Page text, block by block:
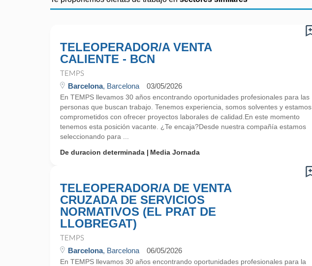
TELEOPERADOR/A VENTA
CALIENTE - BCN
TEMPS
Barcelona, Barcelona 03/05/2026
En TEMPS llevamos 30 años encontrando oportunidades profesionales para las
personas que buscan trabajo. Tenemos experiencia, somos solventes y estamos
comprometidos con ofrecer proyectos laborales de calidad.En este momento
tenemos esta posición vacante. ¿Te encaja?Desde nuestra compañía estamos
seleccionando para ...
De duracion determinada
Media Jornada
TELEOPERADOR/A DE VENTA
CRUZADA DE SERVICIOS
NORMATIVOS (EL PRAT DE
LLOBREGAT)
TEMPS
Barcelona, Barcelona 06/05/2026
En TEMPS llevamos 30 años encontrando oportunidades profesionales para la